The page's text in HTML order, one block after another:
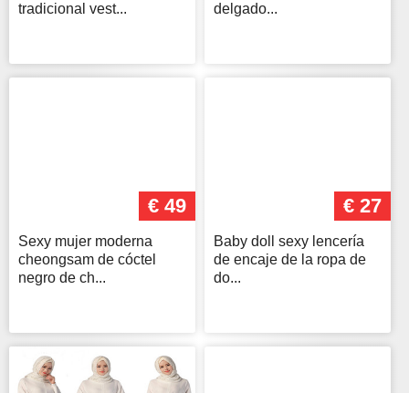
tradicional vest...
delgado...
€ 49
Sexy mujer moderna
cheongsam de cóctel
negro de ch...
€ 27
Baby doll sexy lencería
de encaje de la ropa de
do...